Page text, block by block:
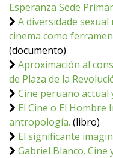
Esperanza Sede
A diversidade
cinema como
(documento)
Aproximación al
de Plaza de la
Cine peruano actual
El Cine o El Hombre
antropología. (libro)
El significante
Gabriel Blanco. Cine